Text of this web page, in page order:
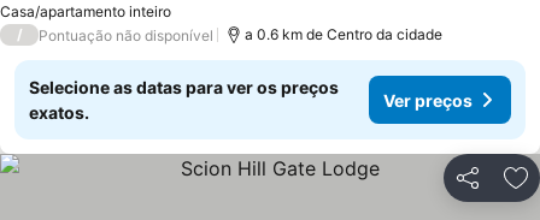
Casa/apartamento inteiro
/ Pontuação não disponível a 0.6 km de Centro da cidade
Selecione as datas para ver os preços
exatos.
Ver preços
Partilhar